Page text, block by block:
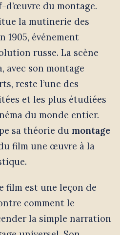
du montage.
la mutinerie des
1905, événement
russe. La scène
avec son montage
reste l’une des
et les plus étudiées
du monde entier.
sa théorie du montage
film une œuvre à la
film est une leçon de
comment le
la simple narration